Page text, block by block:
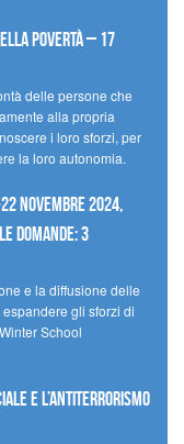
povertà – 17
delle persone che
alla propria
i loro sforzi, per
la loro autonomia.
novembre 2024,
domande: 3
e la diffusione delle
gli sforzi di
School
e l’antiterrorismo